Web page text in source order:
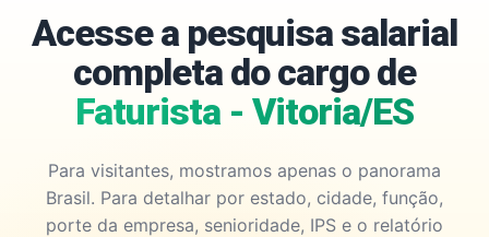
Acesse a pesquisa salarial
completa do cargo de
Faturista - Vitoria/ES
Para visitantes, mostramos apenas o panorama
Brasil. Para detalhar por estado, cidade, função,
porte da empresa, senioridade, IPS e o relatório